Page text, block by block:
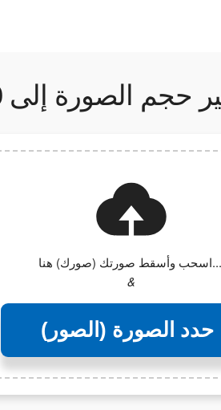
حجم الصورة إلى 150 × 100 بكسل
(صورك) هنا....
&
حدد الصورة (الصور)